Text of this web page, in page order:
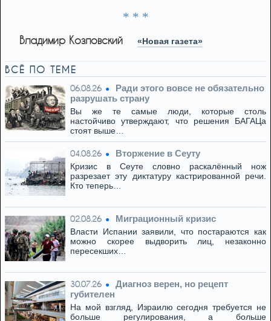
* * *
Владимир Козловский «Новая газета»
ВСЁ ПО ТЕМЕ
06.08.26
Ради этого вовсе не обязательно
разрушать страну
Вы же те самые люди, которые столь
настойчиво утверждают, что решения БАГАЦа
стоят выше…
04.08.26 Вторжение в Сеуту
Кризис в Сеуте словно раскалённый нож
разрезает эту диктатуру кастрированной речи.
Кто теперь…
02.08.26 Миграционный кризис
Власти Испании заявили, что постараются как
можно скорее выдворить лиц, незаконно
пересекших…
30.07.26
Диагноз верен, но рецепт
губителен
На мой взгляд, Израилю сегодня требуется не
больше регулирования, а больше